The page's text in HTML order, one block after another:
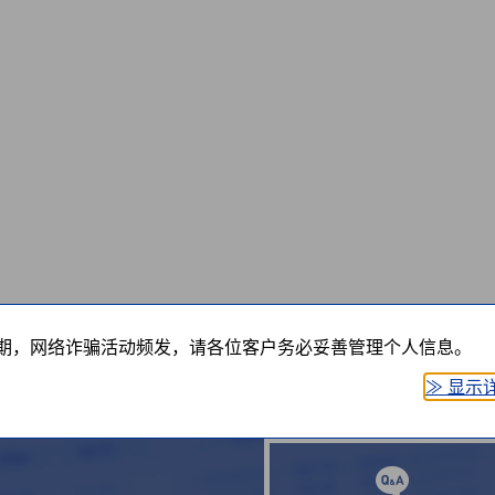
，网络诈骗活动频发，请各位客户务必妥善管理个人信息。
≫ 显示